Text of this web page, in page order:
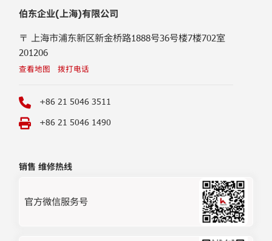
伯东企业(上海)有限公司
〒 上海市浦东新区新金桥路1888号36号楼7楼702室
201206
查看地图 拨打电话
+86 21 5046 3511
+86 21 5046 1490
销售 维修热线
官方微信服务号